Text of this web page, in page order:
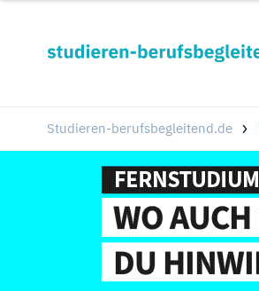
Studieren-berufsbegleitend.de